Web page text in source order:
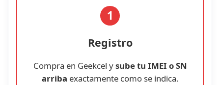
1
Registro
Compra en Geekcel ysube tu IMEI o SN
arriba exactamente como se indica.